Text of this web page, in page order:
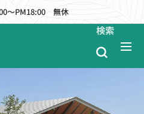
～PM18:00 無休
検索